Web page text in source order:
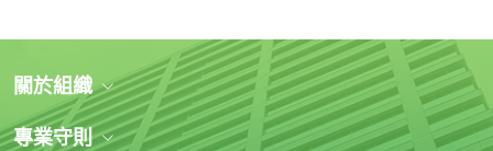
關於組織
專業守則